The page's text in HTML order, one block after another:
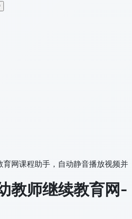
育网课程助手，自动静音播放视频并
教师继续教育网-